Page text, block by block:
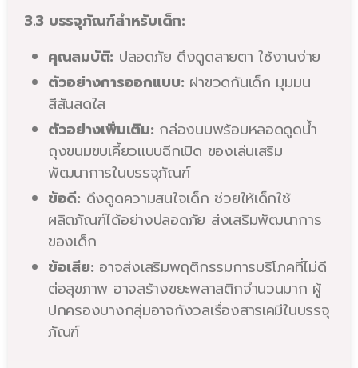
3.3 บรรจุภัณฑ์สำหรับเด็ก:
คุณสมบัติ: ปลอดภัย ดึงดูดสายตา ใช้งานง่าย
ตัวอย่างการออกแบบ: ฝาขวดกันเด็ก มุมมน
สีสันสดใส
ตัวอย่างเพิ่มเติม: กล่องนมพร้อมหลอดดูดน้ำ
ถุงขนมขบเคี้ยวแบบฉีกเปิด ของเล่นเสริม
พัฒนาการในบรรจุภัณฑ์
ข้อดี: ดึงดูดความสนใจเด็ก ช่วยให้เด็กใช้
ผลิตภัณฑ์ได้อย่างปลอดภัย ส่งเสริมพัฒนาการ
ของเด็ก
ข้อเสีย: อาจส่งเสริมพฤติกรรมการบริโภคที่ไม่ดี
ต่อสุขภาพ อาจสร้างขยะพลาสติกจำนวนมาก ผู้
ปกครองบางกลุ่มอาจกังวลเรื่องสารเคมีในบรรจุ
ภัณฑ์